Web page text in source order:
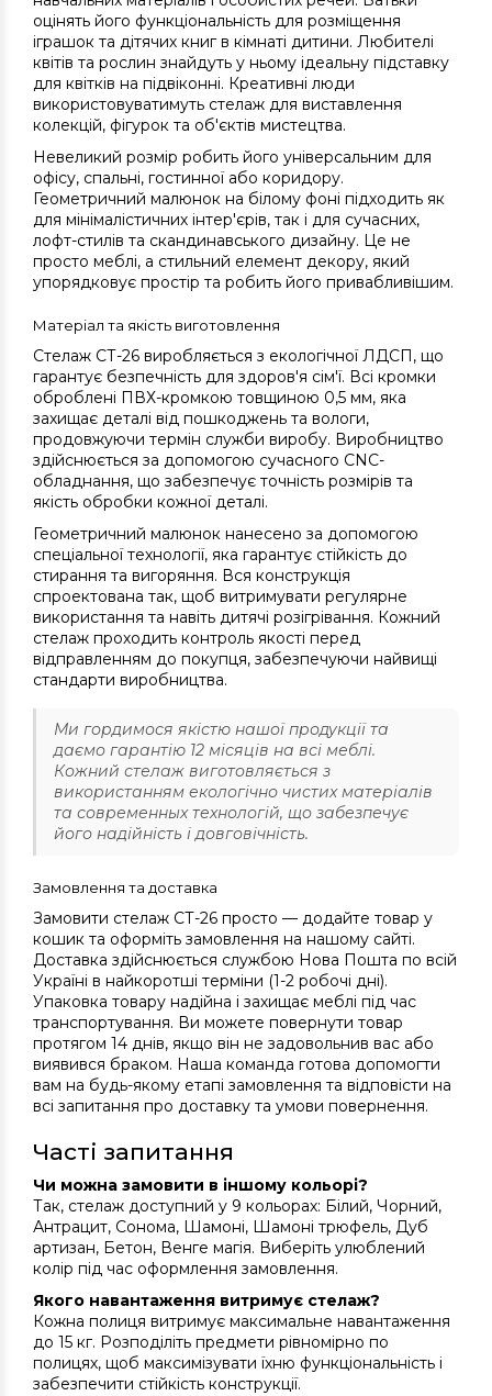
оцінять його функціональність для розміщення
іграшок та дітячих книг в кімнаті дитини. Любителі
квітів та рослин знайдуть у ньому ідеальну підставку
для квітків на підвіконні. Креативні люди
використовуватимуть стелаж для виставлення
колекцій, фігурок та об'єктів мистецтва.
Невеликий розмір робить його універсальним для
офісу, спальні, гостинної або коридору.
Геометричний малюнок на білому фоні підходить як
для мінімалістичних інтер'єрів, так і для сучасних,
лофт-стилів та скандинавського дизайну. Це не
просто меблі, а стильний елемент декору, який
упорядковує простір та робить його привабливішим.
Матеріал та якість виготовлення
Стелаж СТ-26 виробляється з екологічної ЛДСП, що
гарантує безпечність для здоров'я сім'ї. Всі кромки
оброблені ПВХ-кромкою товщиною 0,5 мм, яка
захищає деталі від пошкоджень та вологи,
продовжуючи термін служби виробу. Виробництво
здійснюється за допомогою сучасного CNC-
обладнання, що забезпечує точність розмірів та
якість обробки кожної деталі.
Геометричний малюнок нанесено за допомогою
спеціальної технології, яка гарантує стійкість до
стирання та вигоряння. Вся конструкція
спроектована так, щоб витримувати регулярне
використання та навіть дитячі розігрівання. Кожний
стелаж проходить контроль якості перед
відправленням до покупця, забезпечуючи найвищі
стандарти виробництва.
Ми гордимося якістю нашої продукції та
даємо гарантію 12 місяців на всі меблі.
Кожний стелаж виготовляється з
використанням екологічно чистих матеріалів
та современных технологій, що забезпечує
його надійність і довговічність.
Замовлення та доставка
Замовити стелаж СТ-26 просто — додайте товар у
кошик та оформіть замовлення на нашому сайті.
Доставка здійснюється службою Нова Пошта по всій
Україні в найкоротші терміни (1-2 робочі дні).
Упаковка товару надійна і захищає меблі під час
транспортування. Ви можете повернути товар
протягом 14 днів, якщо він не задовольнив вас або
виявився браком. Наша команда готова допомогти
вам на будь-якому етапі замовлення та відповісти на
всі запитання про доставку та умови повернення.
Часті запитання
Чи можна замовити в іншому кольорі?
Так, стелаж доступний у 9 кольорах: Білий, Чорний,
Антрацит, Сонома, Шамоні, Шамоні трюфель, Дуб
артизан, Бетон, Венге магія. Виберіть улюблений
колір під час оформлення замовлення.
Якого навантаження витримує стелаж?
Кожна полиця витримує максимальне навантаження
до 15 кг. Розподіліть предмети рівномірно по
полицях, щоб максимізувати їхню функціональність і
забезпечити стійкість конструкції.